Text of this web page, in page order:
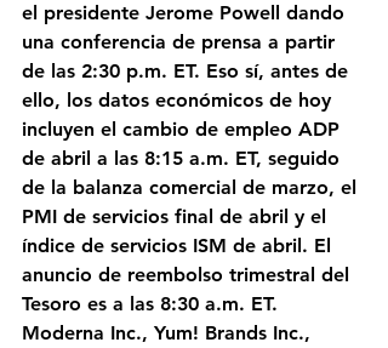
el presidente Jerome Powell dando
una conferencia de prensa a partir
de las 2:30 p.m. ET. Eso sí, antes de
ello, los datos económicos de hoy
incluyen el cambio de empleo ADP
de abril a las 8:15 a.m. ET, seguido
de la balanza comercial de marzo, el
PMI de servicios final de abril y el
índice de servicios ISM de abril. El
anuncio de reembolso trimestral del
Tesoro es a las 8:30 a.m. ET.
Moderna Inc., Yum! Brands Inc.,